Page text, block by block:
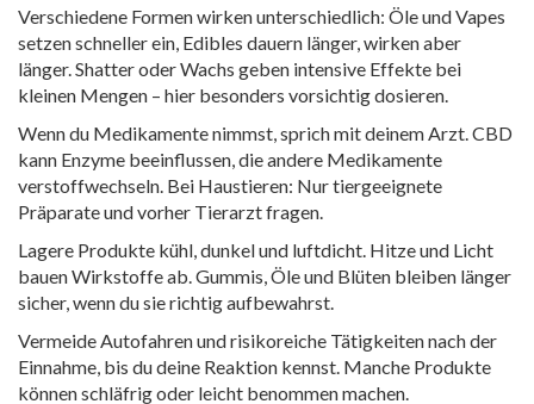
Verschiedene Formen wirken unterschiedlich: Öle und Vapes
setzen schneller ein, Edibles dauern länger, wirken aber
länger. Shatter oder Wachs geben intensive Effekte bei
kleinen Mengen – hier besonders vorsichtig dosieren.
Wenn du Medikamente nimmst, sprich mit deinem Arzt. CBD
kann Enzyme beeinflussen, die andere Medikamente
verstoffwechseln. Bei Haustieren: Nur tiergeeignete
Präparate und vorher Tierarzt fragen.
Lagere Produkte kühl, dunkel und luftdicht. Hitze und Licht
bauen Wirkstoffe ab. Gummis, Öle und Blüten bleiben länger
sicher, wenn du sie richtig aufbewahrst.
Vermeide Autofahren und risikoreiche Tätigkeiten nach der
Einnahme, bis du deine Reaktion kennst. Manche Produkte
können schläfrig oder leicht benommen machen.